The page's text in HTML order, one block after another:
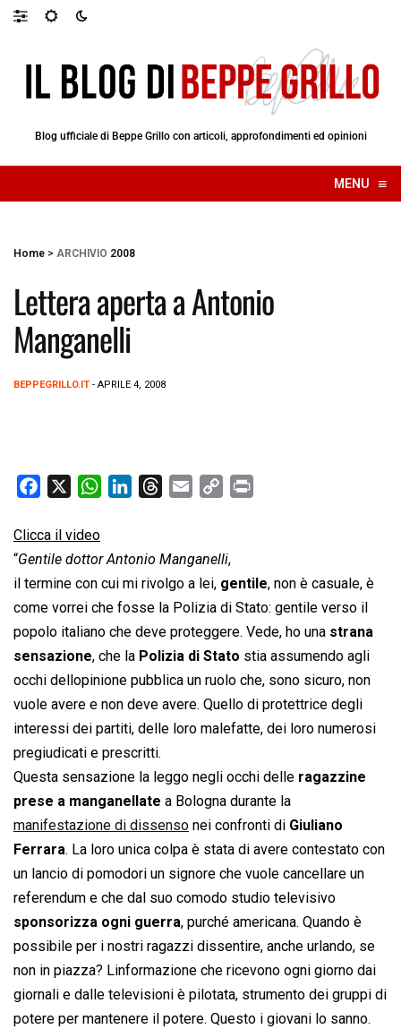
Blog ufficiale di Beppe Grillo con articoli, approfondimenti ed opinioni
MENU ≡
☰
Home > ARCHIVIO 2008
Lettera aperta a Antonio
Manganelli
BEPPEGRILLO.IT - APRILE 4, 2008
c
e
b
o
o
k
W
t
s
A
p
p
k
e
d
n
e
a
d
s
i
l
y
L
i
n
k
t
Clicca il video
“Gentile dottor Antonio Manganelli,
il termine con cui mi rivolgo a lei, gentile, non è casuale, è
come vorrei che fosse la Polizia di Stato: gentile verso il
popolo italiano che deve proteggere. Vede, ho una strana
sensazione, che la Polizia di Stato stia assumendo agli
occhi dellopinione pubblica un ruolo che, sono sicuro, non
vuole avere e non deve avere. Quello di protettrice degli
interessi dei partiti, delle loro malefatte, dei loro numerosi
pregiudicati e prescritti.
Questa sensazione la leggo negli occhi delle ragazzine
prese a manganellate a Bologna durante la
manifestazione di dissenso nei confronti di Giuliano
Ferrara. La loro unica colpa è stata di avere contestato con
un lancio di pomodori un signore che vuole cancellare un
referendum e che dal suo comodo studio televisivo
sponsorizza ogni guerra, purché americana. Quando è
possibile per i nostri ragazzi dissentire, anche urlando, se
non in piazza? Linformazione che ricevono ogni giorno dai
giornali e dalle televisioni è pilotata, strumento dei gruppi di
potere per mantenere il potere. Questo i giovani lo sanno.